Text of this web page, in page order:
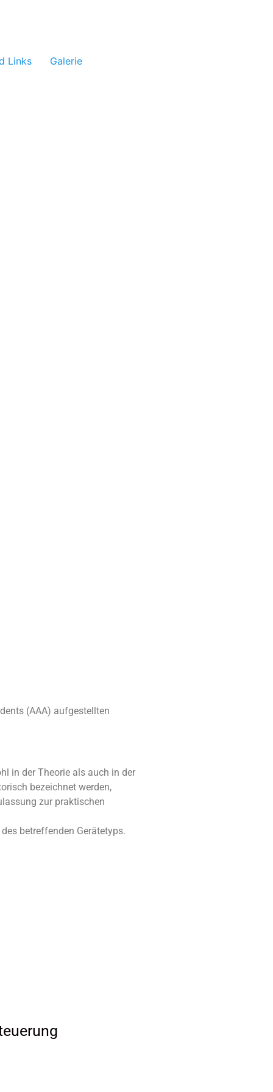
Links Galerie
(AAA) aufgestellten
in der Theorie als auch in der
bezeichnet werden,
zur praktischen
betreffenden Gerätetyps.